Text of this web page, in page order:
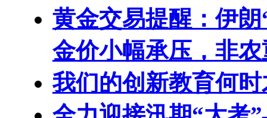
黄金交易提醒：伊
金价小幅承压，非
我们的创新教育何